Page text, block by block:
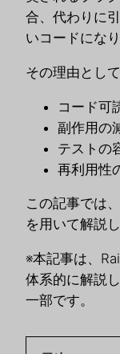
合、代わりに
いコードになり
その理由とし
コード可
副作用の
テストの
再利用性
この記事では
を用いて解説し
※本記事は、
体系的に解説
一部です。